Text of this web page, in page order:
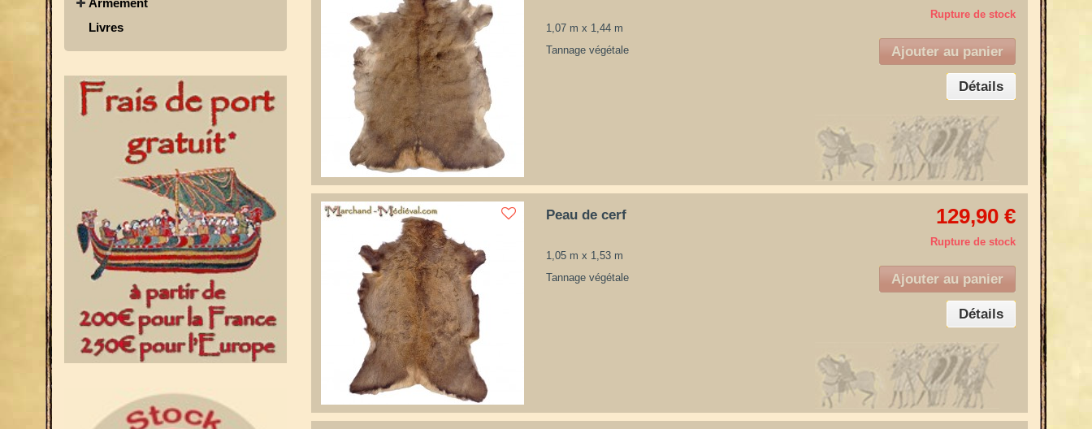
Armement
Livres
1,07 m x 1,44 m
Tannage végétale
Rupture de stock
Ajouter au panier
Détails
Peau de cerf
1,05 m x 1,53 m
Tannage végétale
129,90 €
Rupture de stock
Ajouter au panier
Détails